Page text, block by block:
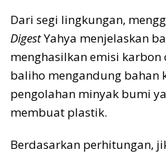
Dari segi lingkungan,
DigestYahya menjelaskan
menghasilkan emisi karbon
baliho mengandung bahan
pengolahan minyak bumi
membuat plastik.
Berdasarkan perhitungan,